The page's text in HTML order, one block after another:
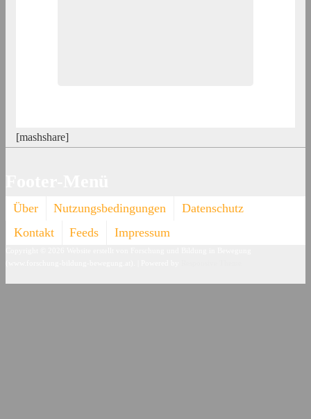
[mashshare]
Über Nutzungsbedingungen
Datenschutz
Kontakt
Feeds Impressum